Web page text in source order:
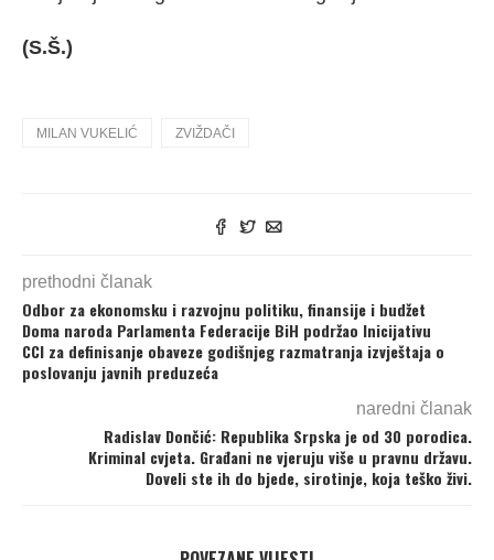
(S.Š.)
MILAN VUKELIĆ ZVIŽDAČI
prethodni članak
Odbor za ekonomsku i razvojnu politiku, finansije i budžet
Doma naroda Parlamenta Federacije BiH podržao Inicijativu
CCI za definisanje obaveze godišnjeg razmatranja izvještaja o
poslovanju javnih preduzeća
naredni članak
Radislav Dončić: Republika Srpska je od 30 porodica.
Kriminal cvjeta. Građani ne vjeruju više u pravnu državu.
Doveli ste ih do bjede, sirotinje, koja teško živi.